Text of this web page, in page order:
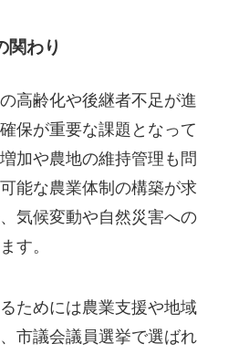
関わり
高齢化や後継者不足が進
保が重要な課題となって
加や農地の維持管理も問
能な農業体制の構築が求
気候変動や自然災害への
す。
ためには農業支援や地域
市議会議員選挙で選ばれ